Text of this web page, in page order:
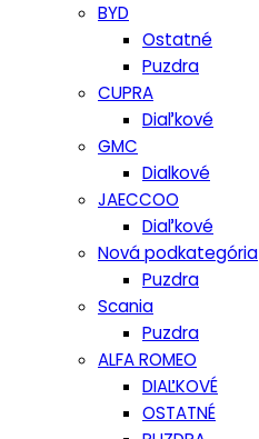
BYD
Ostatné
Puzdra
CUPRA
Diaľkové
GMC
Dialkové
JAECCOO
Diaľkové
Nová podkategória
Puzdra
Scania
Puzdra
ALFA ROMEO
DIAĽKOVÉ
OSTATNÉ